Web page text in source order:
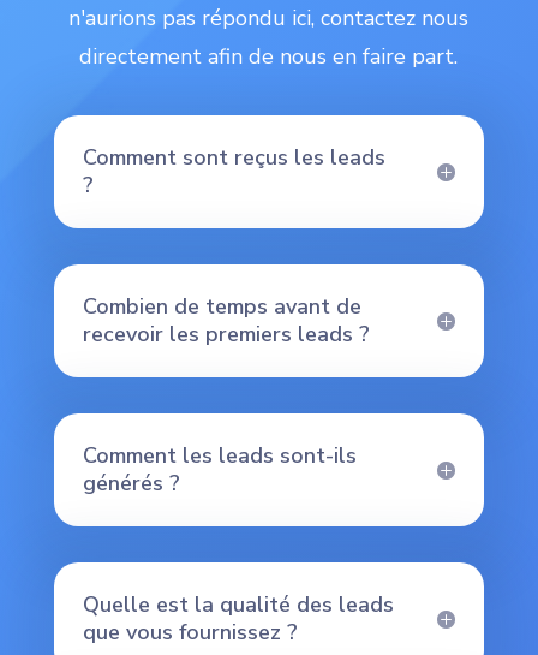
n'aurions pas répondu ici, contactez nous
directement afin de nous en faire part.
Comment sont reçus les leads
?
Combien de temps avant de
recevoir les premiers leads ?
Comment les leads sont-ils
générés ?
Quelle est la qualité des leads
que vous fournissez ?